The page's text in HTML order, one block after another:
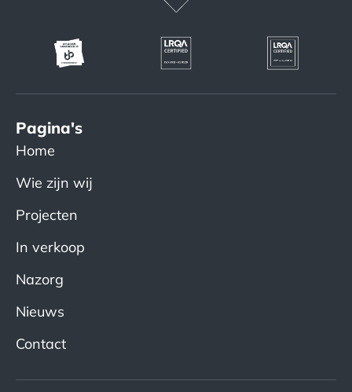
Pagina's
Home
Wie zijn wij
Projecten
In verkoop
Nazorg
Nieuws
Contact